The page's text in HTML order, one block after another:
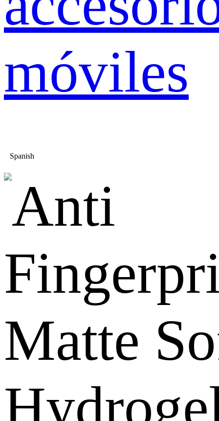
móviles
Spanish